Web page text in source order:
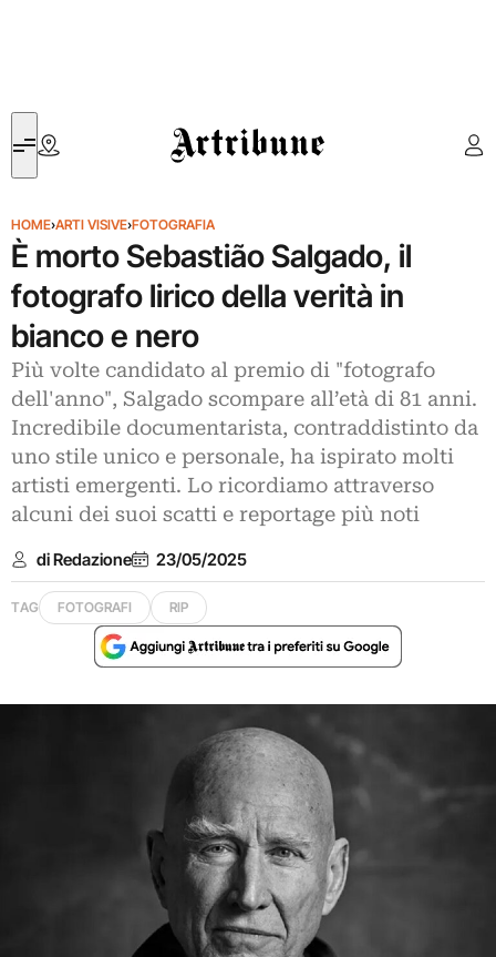
Artribune
HOME›ARTI VISIVE›FOTOGRAFIA
È morto Sebastião Salgado, il
fotografo lirico della verità in
bianco e nero
Più volte candidato al premio di "fotografo
dell'anno", Salgado scompare all’età di 81 anni.
Incredibile documentarista, contraddistinto da
uno stile unico e personale, ha ispirato molti
artisti emergenti. Lo ricordiamo attraverso
alcuni dei suoi scatti e reportage più noti
di Redazione 23/05/2025
TAG FOTOGRAFI RIP